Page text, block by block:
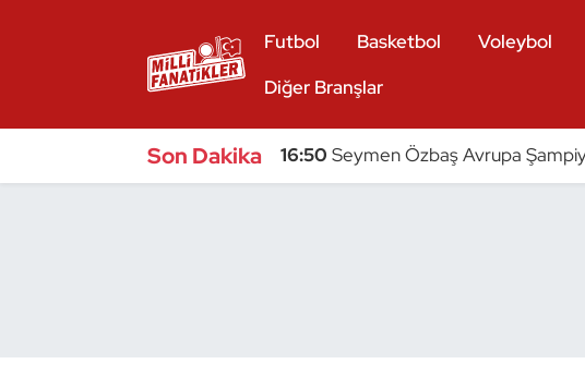
Futbol Basketbol Voleybol
Diğer Branşlar
Son Dakika 16:50 Seymen Özbaş Avrupa